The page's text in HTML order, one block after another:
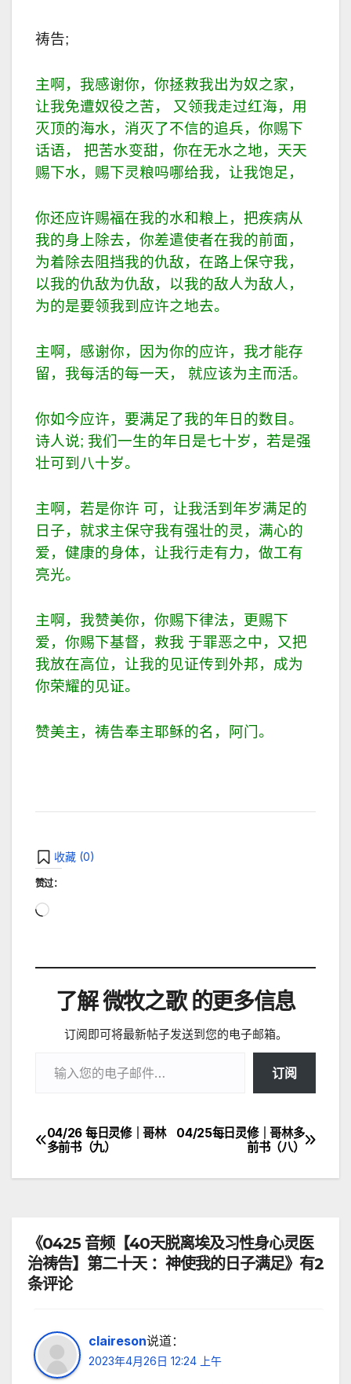
祷告;
主啊，我感谢你，你拯救我出为奴之家，
让我免遭奴役之苦， 又领我走过红海，用
灭顶的海水，消灭了不信的追兵，你赐下
话语， 把苦水变甜，你在无水之地，天天
赐下水，赐下灵粮吗哪给我，让我饱足，
你还应许赐福在我的水和粮上，把疾病从
我的身上除去，你差遣使者在我的前面，
为着除去阻挡我的仇敌，在路上保守我，
以我的仇敌为仇敌，以我的敌人为敌人，
为的是要领我到应许之地去。
主啊，感谢你，因为你的应许，我才能存
留，我每活的每一天， 就应该为主而活。
你如今应许，要满足了我的年日的数目。
诗人说; 我们一生的年日是七十岁，若是强
壮可到八十岁。
主啊，若是你许 可，让我活到年岁满足的
日子，就求主保守我有强壮的灵，满心的
爱，健康的身体，让我行走有力，做工有
亮光。
主啊，我赞美你，你赐下律法，更赐下
爱，你赐下基督，救我 于罪恶之中，又把
我放在高位，让我的见证传到外邦，成为
你荣耀的见证。
赞美主，祷告奉主耶稣的名， 阿门。
收藏 (0)
赞过：
正
载…
了解 微牧之歌 的更多信息
订阅即可将最新帖子发送到您的电子邮箱。
订阅
文
章
航
04/25每日灵修｜哥林多
前书（八）
04/26 每日灵修｜哥林
多前书（九）
《0425 音频【40天脱离埃及习性身心灵医
治祷告】第二十天 ：神使我的日子满足》有2
条评论
claireson说道：
2023年4月26日 12:24 上午